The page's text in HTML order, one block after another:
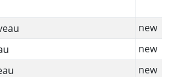
new
new
new